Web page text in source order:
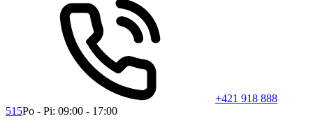
+421 918 888
515Po - Pi: 09:00 - 17:00